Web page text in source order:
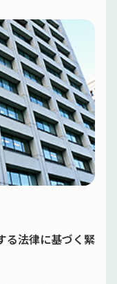
る法律に基づく緊